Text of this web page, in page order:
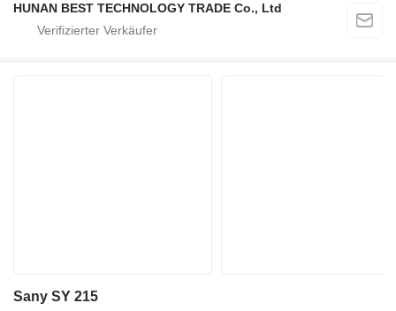
HUNAN BEST TECHNOLOGY TRADE Co., Ltd
Sany SY 215